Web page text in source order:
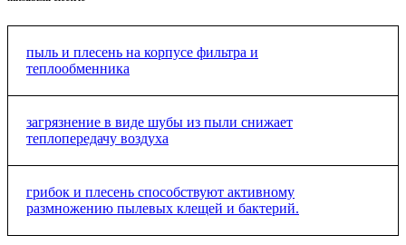
пыль и плесень на корпусе фильтра и
теплообменника
Это приводи к к увеличению сопротивления при проходе
воздуха через теплообменник и фильтрующий элемент.
Симптом задушенного кондиционера;
загрязнение в виде шубы из пыли снижает
теплопередачу воздуха
Наличие загрязнений на теплообменнике приводит к
перегреву компрессора (отсутствие охлаждения);
грибок и плесень способствуют активному
размножению пылевых клещей и бактерий.